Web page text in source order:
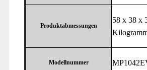
Produktabmessungen
‎58 x 38 x
Modellnummer